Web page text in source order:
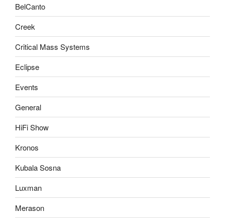
BelCanto
Creek
Critical Mass Systems
Eclipse
Events
General
HiFi Show
Kronos
Kubala Sosna
Luxman
Merason